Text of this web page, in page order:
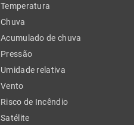
Temperatura
Chuva
Acumulado de chuva
Pressão
Umidade relativa
Vento
Risco de Incêndio
Satélite